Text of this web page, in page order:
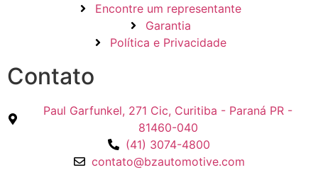
Encontre um representante
Garantia
Política e Privacidade
Contato
Paul Garfunkel, 271 Cic, Curitiba - Paraná PR -
81460-040
(41) 3074-4800
contato@bzautomotive.com